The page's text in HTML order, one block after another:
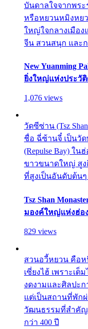
บันดาลใจจากพระ
หรือหยวนหมิงหย
ใหญ่ใจกลางเมือ
จีน สวนสนุก และ
New Yuanming
ยิ่งใหญ่แห่งประวั
1,076 views
วัดซีซ่าน (Tsz
ชื่อ ฉี่ซ้านจี๋ เป็นวั
(Repulse Bay) ใ
ขาวขนาดใหญ่ สูง
ที่สูงเป็นอันดับต้น
Tsz Shan
มองค์ใหญ่แห่งฮ่อ
829 views
สวนอวี้หยวน คือ
เซี่ยงไฮ้ เพราะเ
งดงามและศิลปะ
แต่เป็นสถานที่พัก
วัฒนธรรมที่สำคัญ
กว่า 400 ปี